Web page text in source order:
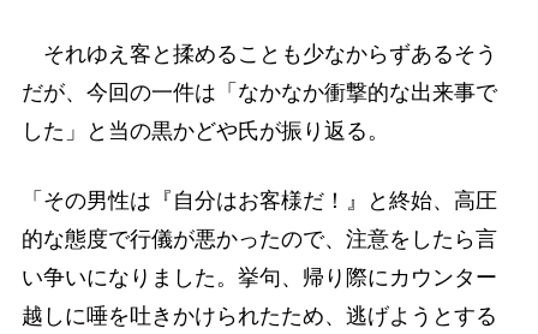
それゆえ客と揉めることも少なからずあるそう
だが、今回の一件は「なかなか衝撃的な出来事で
した」と当の黒かどや氏が振り返る。
「その男性は『自分はお客様だ！』と終始、高圧
的な態度で行儀が悪かったので、注意をしたら言
い争いになりました。挙句、帰り際にカウンター
越しに唾を吐きかけられたため、逃げようとする